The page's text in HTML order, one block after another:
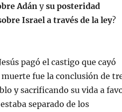
Adán ysu posteridad
Israel a través de la ley?
pagó el castigo que cayó
fue la conclusión de
y sacrificando su vida a
separado de los